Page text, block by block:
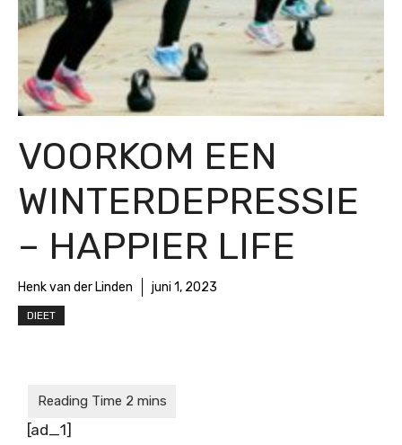
VOORKOM EEN
WINTERDEPRESSIE
– HAPPIER LIFE
Henk van der Linden juni 1, 2023
DIEET
[ad_1]